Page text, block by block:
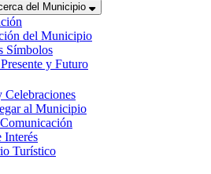
del Municipio
del Municipio
Símbolos
y Futuro
Celebraciones
al Municipio
Interés
Turístico